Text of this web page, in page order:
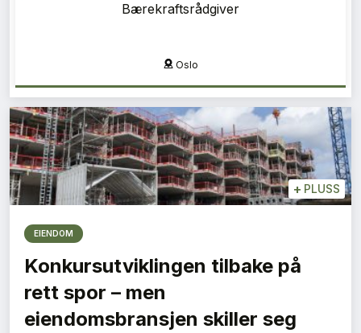
Energi og bygningsfysikkrådgiver
Kristiansand
+ PLUSS
EIENDOM
Konkursutviklingen tilbake på
rett spor – men
eiendomsbransjen skiller seg